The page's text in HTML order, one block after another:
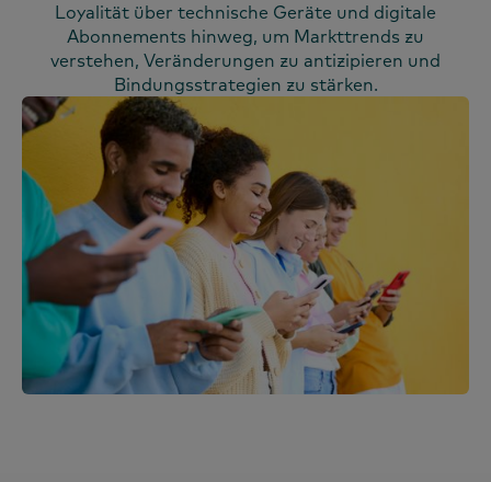
Loyalität über technische Geräte und digitale
Abonnements hinweg, um Markttrends zu
verstehen, Veränderungen zu antizipieren und
Bindungsstrategien zu stärken.